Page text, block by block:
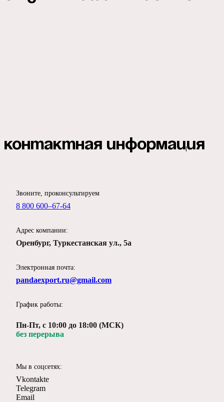
Контактная информация
Звоните, проконсультируем
8 800 600–67-64
Адрес компании:
Оренбург, Туркестанская ул., 5а
Электронная почта:
pandaexport.ru@gmail.com
График работы:
Пн-Пт, с 10:00 до 18:00 (МСК)
без перерыва
Мы в соцсетях:
Vkontakte
Telegram
Email